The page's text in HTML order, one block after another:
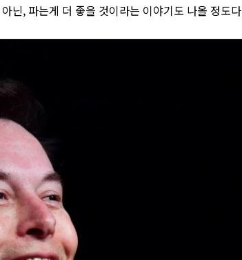
닌, 파는게 더 좋을 것이라는 이야기도 나올 정도